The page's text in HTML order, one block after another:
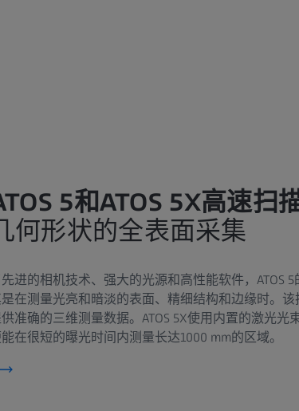
5和ATOS 5X高速扫
何形状的全表面采集
进的相机技术、强大的光源和高性能软件，ATOS
在测量光亮和暗淡的表面、精细结构和边缘时。
准确的三维测量数据。ATOS 5X使用内置的激光光
在很短的曝光时间内测量长达1000 mm的区域。